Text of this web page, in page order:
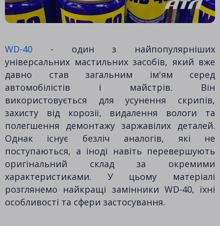
WD-40 - один з найпопулярніших
універсальних мастильних засобів, який вже
давно став загальним ім'ям серед
автомобілістів і майстрів. Він
використовується для усунення скрипів,
захисту від корозії, видалення вологи та
полегшення демонтажу заржавілих деталей.
Однак існує безліч аналогів, які не
поступаються, а іноді навіть перевершують
оригінальний склад за окремими
характеристиками. У цьому матеріалі
розглянемо найкращі замінники WD-40, їхні
особливості та сфери застосування.